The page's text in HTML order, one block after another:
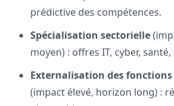
prédictive des compétences.
Spécialisation sectorielle
moyen) : offres IT, cyber,
Externalisation des fonctions
(impact élevé, horizon long) :